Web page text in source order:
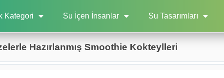
Kategori Su İçen İnsanlar Su Tasarımları
Hazırlanmış Smoothie Kokteylleri